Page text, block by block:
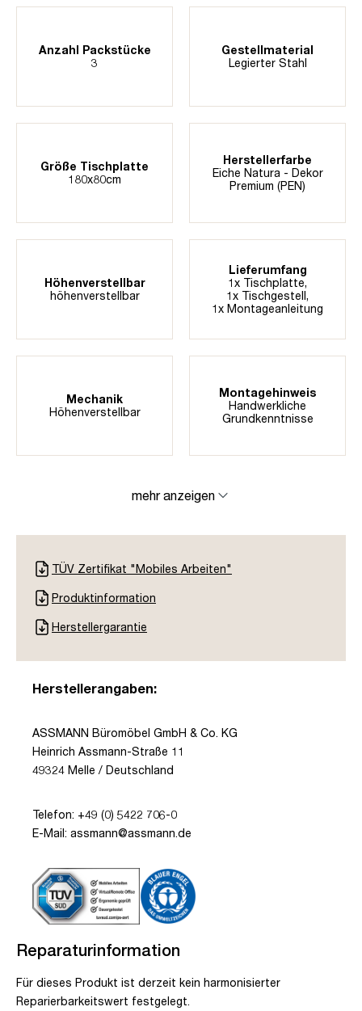
Anzahl Packstücke
3
Gestellmaterial
Legierter Stahl
Größe Tischplatte
180x80cm
Herstellerfarbe
Eiche Natura - Dekor
Premium (PEN)
Höhenverstellbar
höhenverstellbar
Lieferumfang
1x Tischplatte,
1x Tischgestell,
1x Montageanleitung
Mechanik
Höhenverstellbar
Montagehinweis
Handwerkliche
Grundkenntnisse
mehr anzeigen
TÜV Zertifikat "Mobiles Arbeiten"
Produktinformation
Herstellergarantie
Herstellerangaben:
ASSMANN Büromöbel GmbH & Co. KG
Heinrich Assmann-Straße 11
49324 Melle / Deutschland
Telefon: +49 (0) 5422 706-0
E-Mail: assmann@assmann.de
Reparaturinformation
Für dieses Produkt ist derzeit kein harmonisierter
Reparierbarkeitswert festgelegt.